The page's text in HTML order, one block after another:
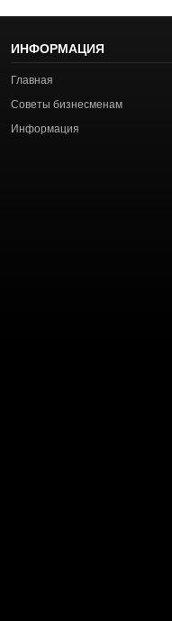
ИНФОРМАЦИЯ
Главная
Советы бизнесменам
Информация